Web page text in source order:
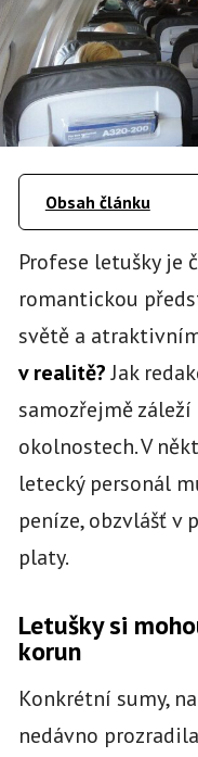
Obsah článku
Profese letušky je
romantickou
světě a
v realitě?Jak
samozřejmě
okolnostech. V
letecký personál
peníze, obzvlášť v
platy.
Letušky si
korun
Konkrétní sumy,
nedávno